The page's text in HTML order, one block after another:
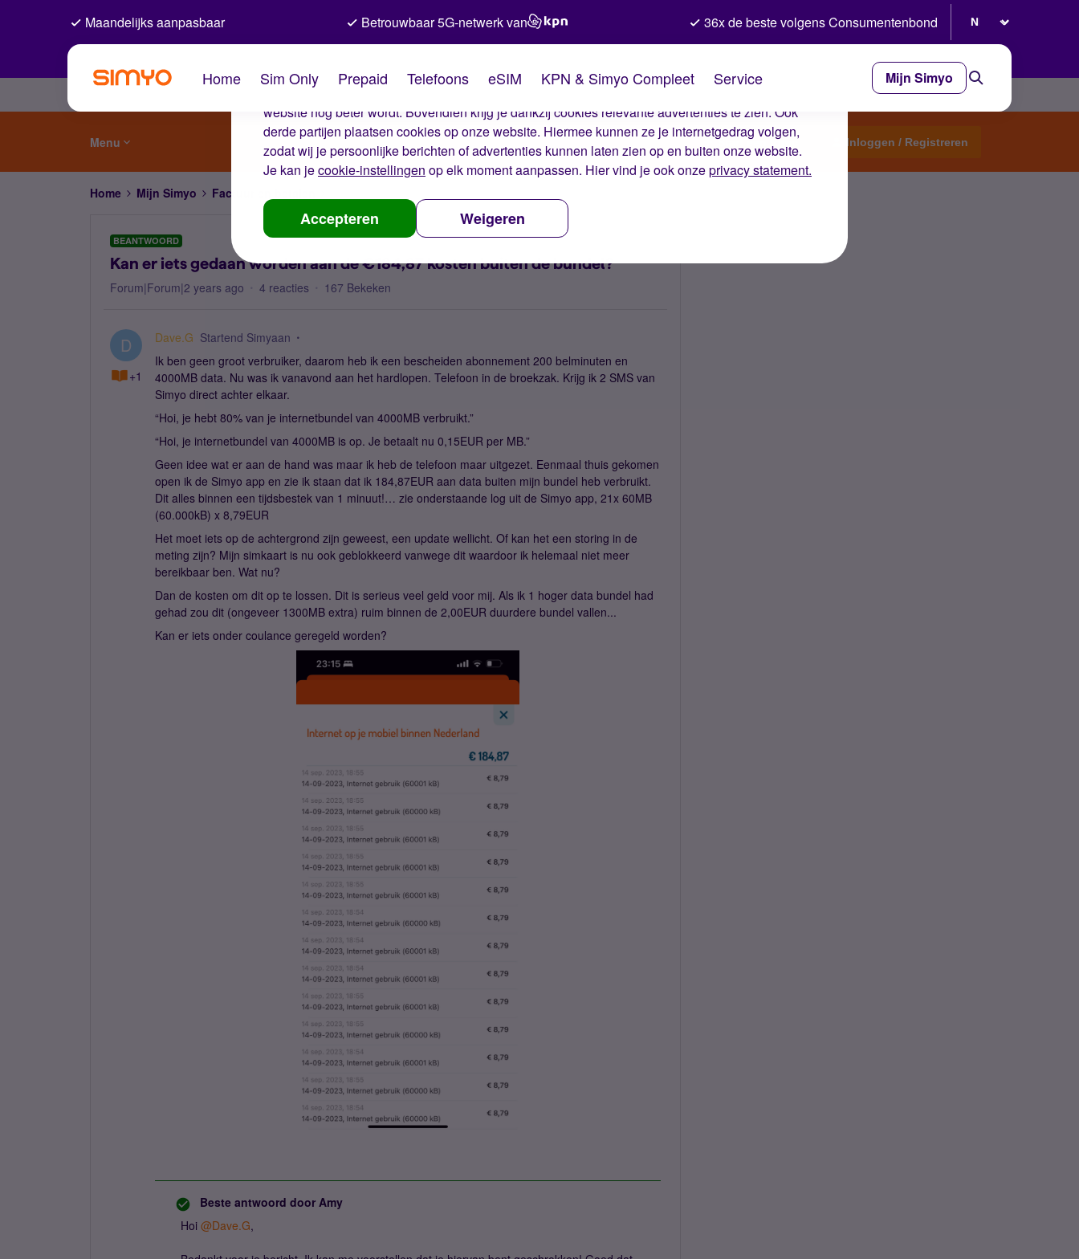
De cookies van Simyo
Wij gebruiken cookies op onze website. Met deze cookies zorgen wij ervoor dat je ervaring op de
website nog beter wordt. Bovendien krijg je dankzij cookies relevante advertenties te zien. Ook
derde partijen plaatsen cookies op onze website. Hiermee kunnen ze je internetgedrag volgen,
zodat wij je persoonlijke berichten of advertenties kunnen laten zien op en buiten onze website.
Je kan jecookie-instellingen op elk moment aanpassen. Hier vind je ook onzeprivacy statement.
Accepteren Weigeren
Maandelijks aanpasbaar Betrouwbaar 5G-netwerk van 36x de beste volgens Consumentenbond
Home Sim Only Prepaid Telefoons eSIM KPN & Simyo Compleet Service Mijn Simyo
Menu Start een topic Inloggen / Registreren
Home Mijn Simyo Factuur en betalen
BEANTWOORD
Kan er iets gedaan worden aan de €184,87 kosten buiten de bundel?
Forum|Forum|2 years ago 4 reacties 167 Bekeken
D
+1
Dave.G Startend Simyaan
Ik ben geen groot verbruiker, daarom heb ik een bescheiden abonnement 200 belminuten en
4000MB data. Nu was ik vanavond aan het hardlopen. Telefoon in de broekzak. Krijg ik 2 SMS van
Simyo direct achter elkaar.
“Hoi, je hebt 80% van je internetbundel van 4000MB verbruikt.”
“Hoi, je internetbundel van 4000MB is op. Je betaalt nu 0,15EUR per MB.”
Geen idee wat er aan de hand was maar ik heb de telefoon maar uitgezet. Eenmaal thuis gekomen
open ik de Simyo app en zie ik staan dat ik 184,87EUR aan data buiten mijn bundel heb verbruikt.
Dit alles binnen een tijdsbestek van 1 minuut!… zie onderstaande log uit de Simyo app, 21x 60MB
(60.000kB) x 8,79EUR
Het moet iets op de achtergrond zijn geweest, een update wellicht. Of kan het een storing in de
meting zijn? Mijn simkaart is nu ook geblokkeerd vanwege dit waardoor ik helemaal niet meer
bereikbaar ben. Wat nu?
Dan de kosten om dit op te lossen. Dit is serieus veel geld voor mij. Als ik 1 hoger data bundel had
gehad zou dit (ongeveer 1300MB extra) ruim binnen de 2,00EUR duurdere bundel vallen...
Kan er iets onder coulance geregeld worden?
Beste antwoord door Amy
Hoi @Dave.G,